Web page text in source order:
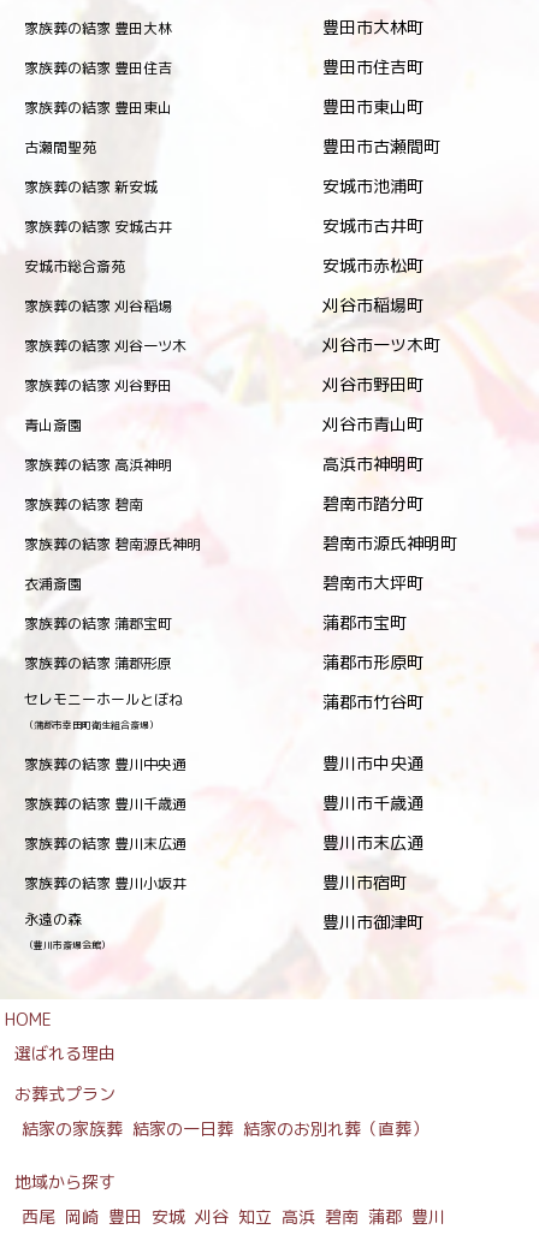
家族葬の結家 豊田大林 豊田市大林町
家族葬の結家 豊田住吉 豊田市住吉町
家族葬の結家 豊田東山 豊田市東山町
古瀬間聖苑 豊田市古瀬間町
家族葬の結家 新安城 安城市池浦町
家族葬の結家 安城古井 安城市古井町
安城市総合斎苑 安城市赤松町
家族葬の結家 刈谷稲場 刈谷市稲場町
家族葬の結家 刈谷一ツ木 刈谷市一ツ木町
家族葬の結家 刈谷野田 刈谷市野田町
青山斎園 刈谷市青山町
家族葬の結家 高浜神明 高浜市神明町
家族葬の結家 碧南 碧南市踏分町
家族葬の結家 碧南源氏神明 碧南市源氏神明町
衣浦斎園 碧南市大坪町
家族葬の結家 蒲郡宝町 蒲郡市宝町
家族葬の結家 蒲郡形原 蒲郡市形原町
セレモニーホールとぼね
（蒲郡市幸田町衛生組合斎場）
蒲郡市竹谷町
家族葬の結家 豊川中央通 豊川市中央通
家族葬の結家 豊川千歳通 豊川市千歳通
家族葬の結家 豊川末広通 豊川市末広通
家族葬の結家 豊川小坂井 豊川市宿町
永遠の森
（豊川市斎場会館）
豊川市御津町
HOME
選ばれる理由
お葬式プラン
結家の家族葬 結家の一日葬 結家のお別れ葬（直葬）
地域から探す
西尾 岡崎 豊田 安城 刈谷 知立 高浜 碧南 蒲郡 豊川